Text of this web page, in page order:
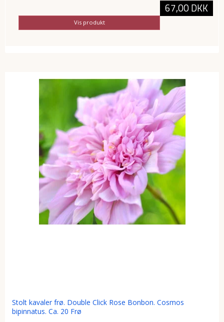
67,00 DKK
Vis produkt
Stolt kavaler frø. Double Click Rose Bonbon. Cosmos
bipinnatus. Ca. 20 Frø